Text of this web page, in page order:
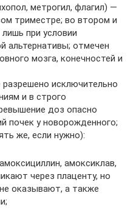
метрогил, флагил) —
триместре; во втором и
при условии
альтернативы; отмечен
мозга, конечностей и
исключительно
и в строго
доз опасно
почек у новорожденного;
же, если нужно):
амоксиклав,
через плаценту, но
оказывают, а также